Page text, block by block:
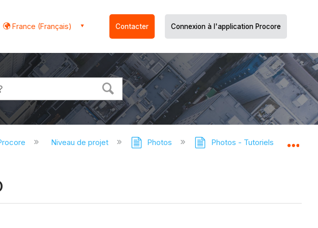
France (Français) Contacter Connexion à l'application Procore
Niveau de projet Photos Photos - Tutoriels